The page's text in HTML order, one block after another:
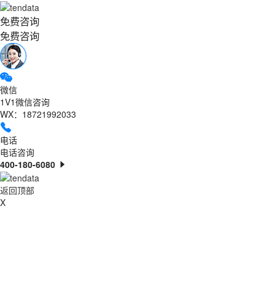
免费咨询
免费咨询
微信
1V1微信咨询
WX：18721992033
电话
电话咨询
400-180-6080
返回顶部
X